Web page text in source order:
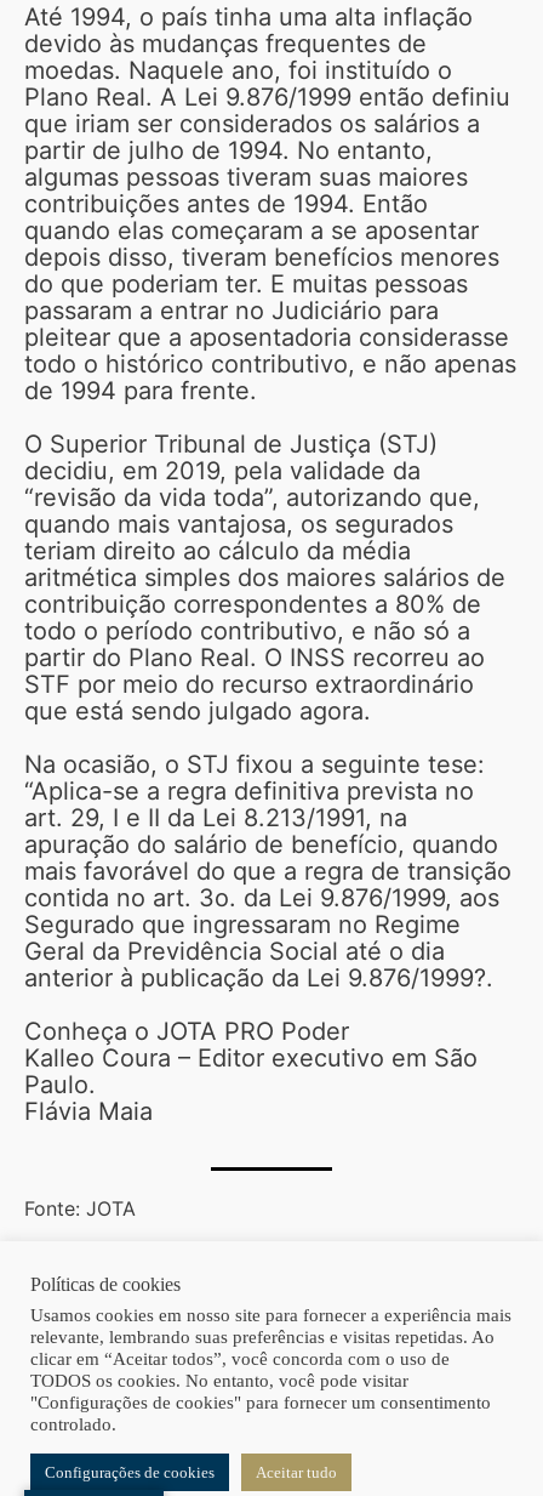
Até 1994, o país tinha uma alta inflação
devido às mudanças frequentes de
moedas. Naquele ano, foi instituído o
Plano Real. A Lei 9.876/1999 então definiu
que iriam ser considerados os salários a
partir de julho de 1994. No entanto,
algumas pessoas tiveram suas maiores
contribuições antes de 1994. Então
quando elas começaram a se aposentar
depois disso, tiveram benefícios menores
do que poderiam ter. E muitas pessoas
passaram a entrar no Judiciário para
pleitear que a aposentadoria considerasse
todo o histórico contributivo, e não apenas
de 1994 para frente.
O Superior Tribunal de Justiça (STJ)
decidiu, em 2019, pela validade da
“revisão da vida toda”, autorizando que,
quando mais vantajosa, os segurados
teriam direito ao cálculo da média
aritmética simples dos maiores salários de
contribuição correspondentes a 80% de
todo o período contributivo, e não só a
partir do Plano Real. O INSS recorreu ao
STF por meio do recurso extraordinário
que está sendo julgado agora.
Na ocasião, o STJ fixou a seguinte tese:
“Aplica-se a regra definitiva prevista no
art. 29, I e II da Lei 8.213/1991, na
apuração do salário de benefício, quando
mais favorável do que a regra de transição
contida no art. 3o. da Lei 9.876/1999, aos
Segurado que ingressaram no Regime
Geral da Previdência Social até o dia
anterior à publicação da Lei 9.876/1999?.
Conheça o JOTA PRO Poder
Kalleo Coura – Editor executivo em São
Paulo.
Flávia Maia
Fonte: JOTA
Copyright © 2026 | Homero Costa Advogados
Políticas de cookies
Usamos cookies em nosso site para fornecer a experiência mais
relevante, lembrando suas preferências e visitas repetidas. Ao
clicar em “Aceitar todos”, você concorda com o uso de
TODOS os cookies. No entanto, você pode visitar
"Configurações de cookies" para fornecer um consentimento
controlado.
Configurações de cookies Aceitar tudo